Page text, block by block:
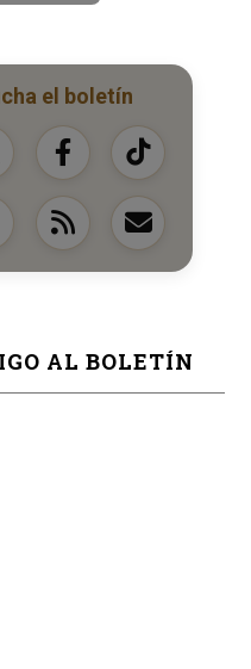
el boletín
AL BOLETÍN